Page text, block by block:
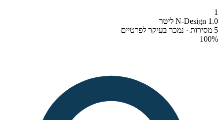
1
N-Design 1.0 ליטר
5 מסירות · נמכר בעיקר לפרטיים
100%